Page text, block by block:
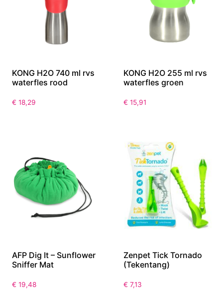
KONG H2O 740 ml rvs
waterfles rood
€ 18,29
KONG H2O 255 ml rvs
waterfles groen
€ 15,91
AFP Dig It – Sunflower
Sniffer Mat
€ 19,48
Zenpet Tick Tornado
(Tekentang)
€ 7,13